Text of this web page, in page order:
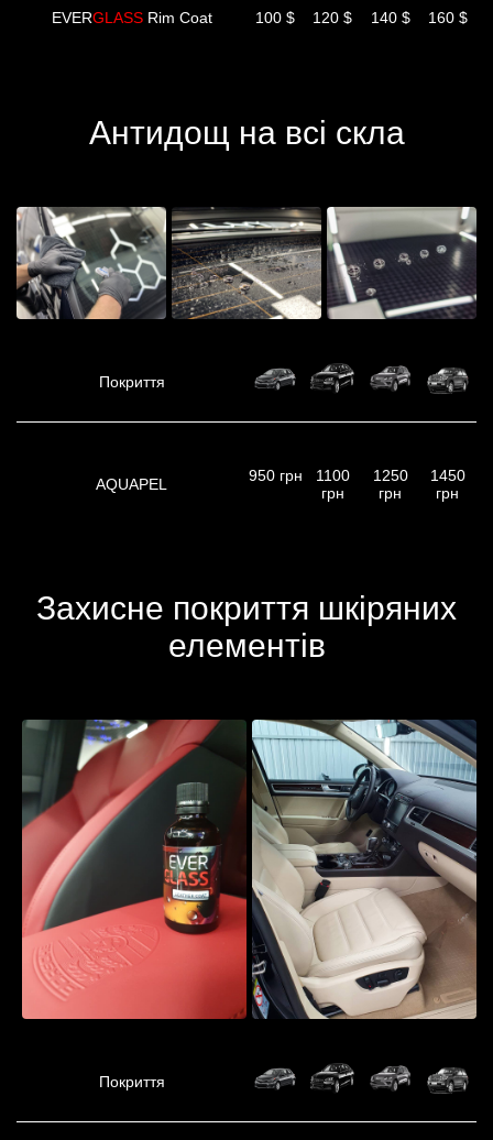
EVERGLASSRim Coat 100 $ 120 $ 140 $ 160 $
Антидощ на всі скла
Покриття
AQUAPEL 950 грн
1100
грн
1250
грн
1450
грн
Захисне покриття шкіряних
елементів
Покриття